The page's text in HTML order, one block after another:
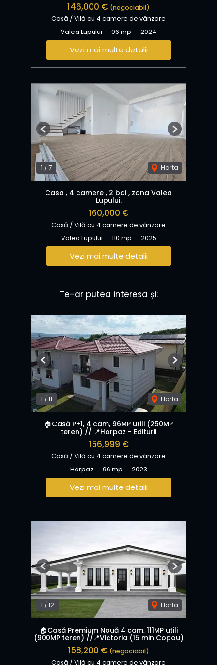
146,000 € (negociabil)
Casă / Vilă cu 4 camere de vânzare
Valea Lupului
96 mp 2024
Vezi mai multe detalii
1 / 7 Harta
Previous Next
Casa , 4 camere , 2 bai , zona Valea
Lupului.
160,000 €
Casă / Vilă cu 4 camere de vânzare
Valea Lupului
110 mp 2025
Vezi mai multe detalii
Te-ar putea interesa și:
1 /11 Harta
Previous Next
🏠Casă P+1, 4 cam, 96MP utili (250MP
teren) // 📍Horpaz - Editurii
156,999 €
Casă / Vilă cu 4 camere de vânzare
Horpaz
96 mp 2023
Vezi mai multe detalii
1 /12 Harta
Previous Next
🏠Casă Premium Nouă 4 cam, 111MP utili
(900MP teren) //📍Victoria (15 min Copou)
158,200 € (negociabil)
Casă / Vilă cu 4 camere de vânzare